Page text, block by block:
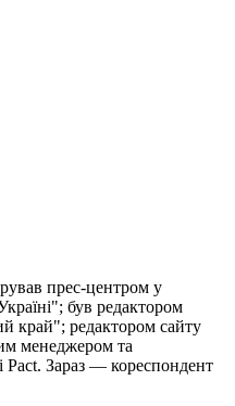
прес-центром у
був редактором
край"; редактором сайту
менеджером та
Pact. Зараз — кореспондент